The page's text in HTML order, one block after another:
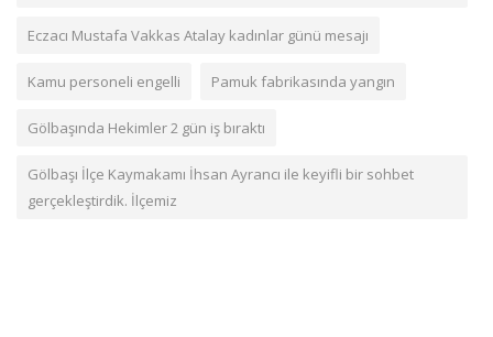
Eczacı Mustafa Vakkas Atalay kadınlar günü mesajı
Kamu personeli engelli Pamuk fabrikasında yangın
Gölbaşında Hekimler 2 gün iş bıraktı
Gölbaşı İlçe Kaymakamı İhsan Ayrancı ile keyifli bir sohbet
gerçekleştirdik. İlçemiz